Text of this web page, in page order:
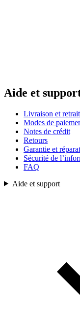
Aide et
Livraison et retrait
Modes de
Notes de crédit
Retours
Garantie et
Sécurité de
FAQ
Aide et support